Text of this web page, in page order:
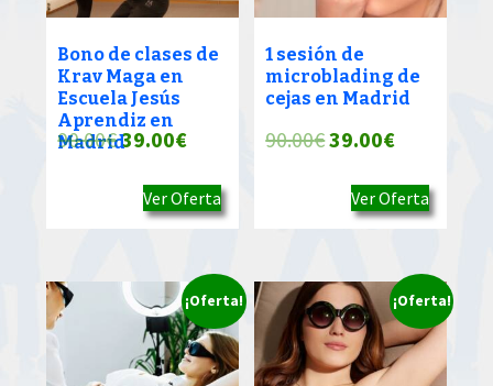
Bono de clases de
Krav Maga en
Escuela Jesús
Aprendiz en
Madrid
90.00€El
original
era:
39.00€El
actual
es:
39.00€.
Ver Oferta
1 sesión de
microblading de
cejas en Madrid
90.00€El
original
era:
39.00€El
actual
es:
39.00€.
Ver Oferta
¡Oferta! ¡Oferta!